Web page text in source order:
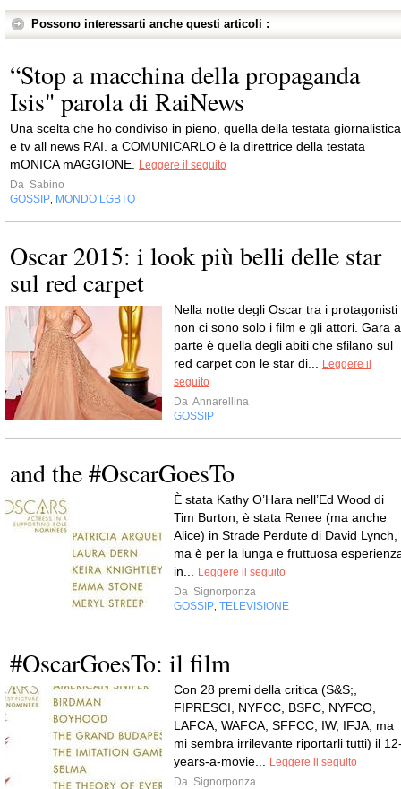
Possono interessarti anche questi articoli :
“Stop a macchina della propaganda
Isis" parola di RaiNews
Una scelta che ho condiviso in pieno, quella della testata giornalistica
e tv all news RAI. a COMUNICARLO è la direttrice della testata
mONICA mAGGIONE.
Leggere il seguito
Da Sabino
GOSSIP MONDO LGBTQ
Oscar 2015: i look più belli delle star
sul red carpet
Nella notte degli Oscar tra i protagonisti
non ci sono solo i film e gli attori. Gara a
parte è quella degli abiti che sfilano sul
red carpet con le star di...
Leggere il
seguito
Da Annarellina
GOSSIP
and the #OscarGoesTo
È stata Kathy O’Hara nell’Ed Wood di
Tim Burton, è stata Renee (ma anche
Alice) in Strade Perdute di David Lynch,
ma è per la lunga e fruttuosa
in...
Leggere il seguito
Da Signorponza
GOSSIP TELEVISIONE
#OscarGoesTo: il film
Con 28 premi della critica (S&S;,
FIPRESCI, NYFCC, BSFC, NYFCO,
LAFCA, WAFCA, SFFCC, IW, IFJA, ma
mi sembra irrilevante riportarli tutti) il
years-a-movie...
Leggere il seguito
Da Signorponza